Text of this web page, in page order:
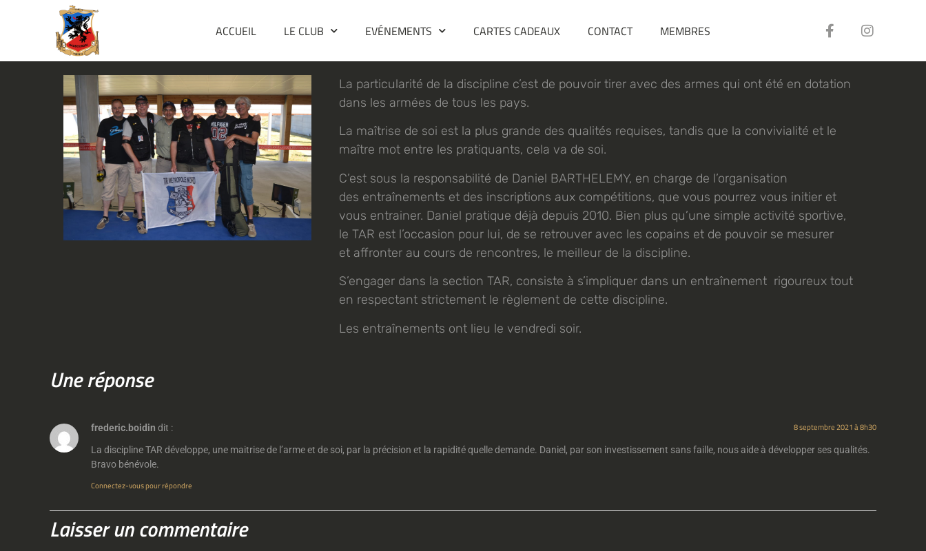
ACCUEIL LE CLUB EVÉNEMENTS CARTES CADEAUX CONTACT MEMBRES
La particularité de la discipline c’est de pouvoir tirer avec des armes qui ont été en dotation
dans les armées de tous les pays.
La maîtrise de soi est la plus grande des qualités requises, tandis que la convivialité et le
maître mot entre les pratiquants, cela va de soi.
C’est sous la responsabilité de Daniel BARTHELEMY, en charge de l’organisation
des entraînements et des inscriptions aux compétitions, que vous pourrez vous initier et
vous entrainer. Daniel pratique déjà depuis 2010. Bien plus qu’une simple activité sportive,
le TAR est l’occasion pour lui, de se retrouver avec les copains et de pouvoir se mesurer
et affronter au cours de rencontres, le meilleur de la discipline.
S’engager dans la section TAR, consiste à s’impliquer dans un entraînement rigoureux tout
en respectant strictement le règlement de cette discipline.
Les entraînements ont lieu le vendredi soir.
Une réponse
frederic.boidin dit : 8 septembre 2021 à 8h30
La discipline TAR développe, une maitrise de l’arme et de soi, par la précision et la rapidité quelle demande. Daniel, par son investissement sans faille, nous aide à développer ses qualités.
Bravo bénévole.
Connectez-vous pour répondre
Laisser un commentaire